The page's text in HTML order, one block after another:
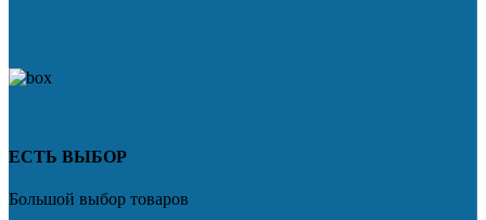
ЕСТЬ ВЫБОР
Большой выбор товаров